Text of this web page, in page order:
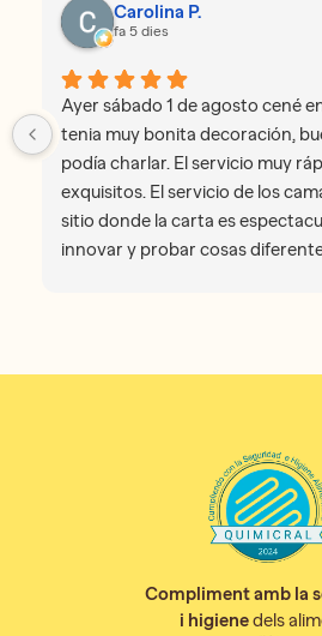
Carolina P.
fa 5 dies
Ayer sábado 1 de agosto cené
tenia muy bonita decoración,
podía charlar. El servicio muy
exquisitos. El servicio de los
sitio donde la carta es
innovar y probar cosas
Compliment amb la
i higienedels